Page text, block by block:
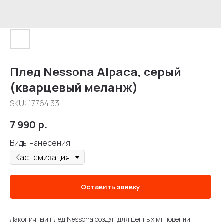
Плед Nessona Alpaca, серый
(кварцевый меланж)
SKU: 17764.33
7 990 р.
Виды нанесения
Оставить заявку
Лаконичный плед Nessona создан для ценных мгновений,